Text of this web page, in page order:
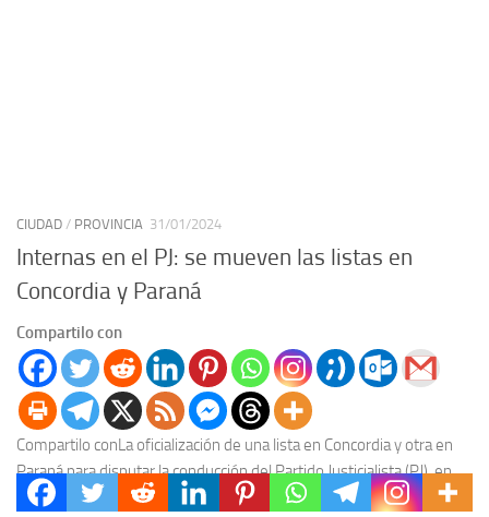
CIUDAD / PROVINCIA 31/01/2024
Internas en el PJ: se mueven las listas en
Concordia y Paraná
Compartilo con
Compartilo conLa oficialización de una lista en Concordia y otra en
Paraná para disputar la conducción del Partido Justicialista (PJ), en
las elecciones internas del...